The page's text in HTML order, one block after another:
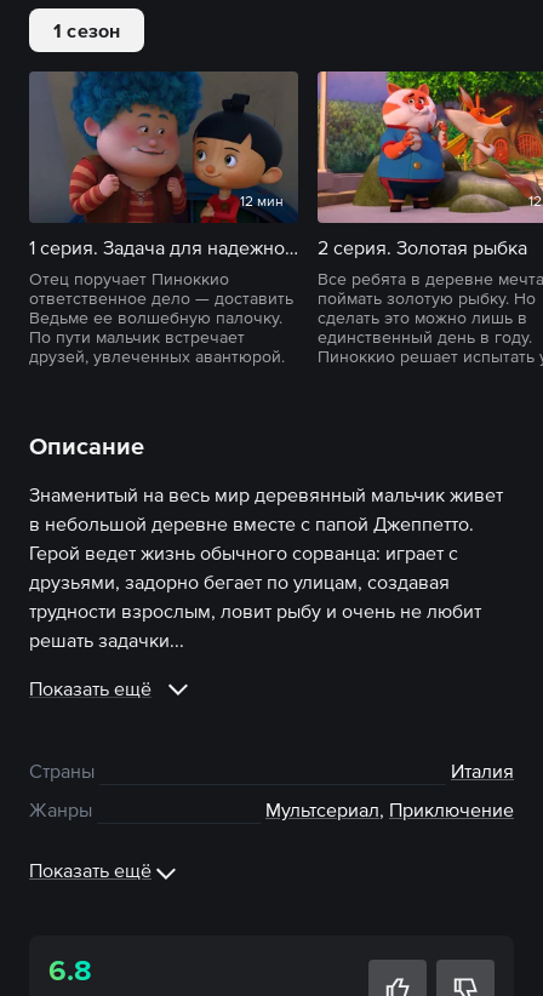
1 сезон
12 мин
1 серия. Задача для надежного человека
Отец поручает Пиноккио
ответственное дело — доставить
Ведьме ее волшебную палочку.
По пути мальчик встречает
друзей, увлеченных авантюрой.
2 серия. Золотая рыбка
Все ребята в деревне
поймать золотую рыбку. Но
сделать это можно лишь в
единственный день в году.
Пиноккио решает испытать
Описание
Знаменитый на весь мир деревянный мальчик живет
в небольшой деревне вместе с папой Джеппетто.
Герой ведет жизнь обычного сорванца: играет с
друзьями, задорно бегает по улицам, создавая
трудности взрослым, ловит рыбу и очень не любит
решать задачки...
Показать ещё
Страны
Италия
Жанры
Мультсериал, Приключение
Показать ещё
6.8